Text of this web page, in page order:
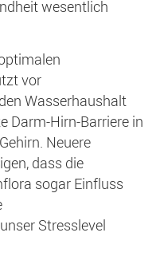
wesentlich
vor
Wasserhaushalt
Darm-Hirn-Barriere in
Neuere
dass die
sogar Einfluss
Stresslevel